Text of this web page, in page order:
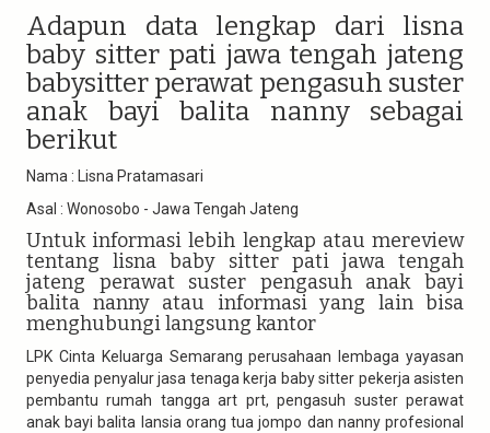
Adapun data lengkap dari lisna
baby sitter pati jawa tengah jateng
babysitter perawat pengasuh suster
anak bayi balita nanny sebagai
berikut
Nama : Lisna Pratamasari
Asal : Wonosobo - Jawa Tengah Jateng
Untuk informasi lebih lengkap atau mereview
tentang lisna baby sitter pati jawa tengah
jateng perawat suster pengasuh anak bayi
balita nanny atau informasi yang lain bisa
menghubungi langsung kantor
LPK Cinta Keluarga Semarang perusahaan lembaga yayasan
penyedia penyalur jasa tenaga kerja baby sitter pekerja asisten
pembantu rumah tangga art prt, pengasuh suster perawat
anak bayi balita lansia orang tua jompo dan nanny profesional